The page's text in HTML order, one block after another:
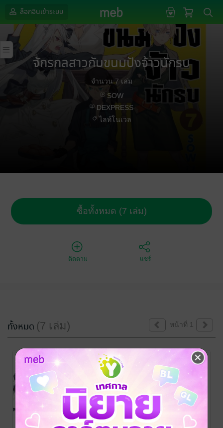
ล็อกอินเข้าระบบ
จักรกลสาวกับขนมปังจ้าวนักรบ
จำนวน 7 เล่ม
SOW
DEXPRESS
ไลท์โนเวล
ซื้อทั้งหมด (7 เล่ม)
ติดตาม แชร์
ทั้งหมด (7 เล่ม) หน้าที่ 1